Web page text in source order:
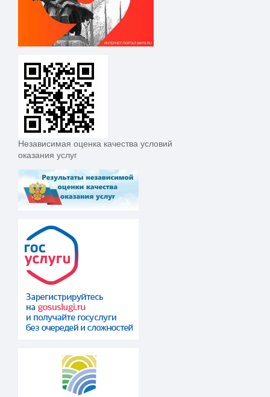
Независимая оценка качества условий
оказания услуг